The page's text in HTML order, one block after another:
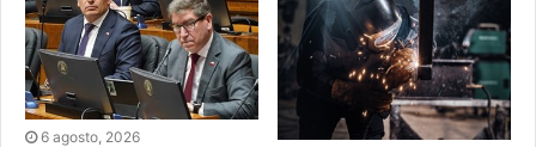
6 agosto, 2026